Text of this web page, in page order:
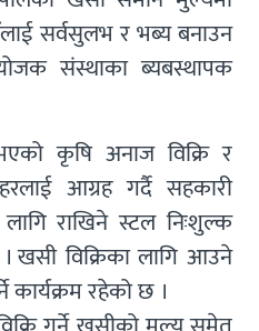
सर्वसुलभ र भब्य बनाउन
संस्थाका ब्यबस्थापक
कृषि अनाज विक्रि र
आग्रह गर्दै सहकारी
लागि राखिने स्टल निःशुल्क
विक्रिका लागि आउने
रहेको छ ।